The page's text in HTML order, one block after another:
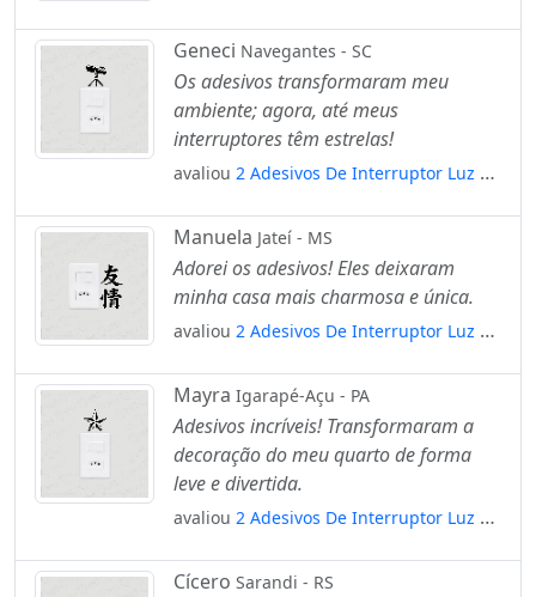
Geneci Navegantes - SC
Os adesivos transformaram meu
ambiente; agora, até meus
interruptores têm estrelas!
avaliou 2 Adesivos De Interruptor Luz E
Manuela Jateí - MS
Adorei os adesivos! Eles deixaram
minha casa mais charmosa e única.
avaliou 2 Adesivos De Interruptor Luz E
Mayra Igarapé-Açu - PA
Adesivos incríveis! Transformaram a
decoração do meu quarto de forma
leve e divertida.
avaliou 2 Adesivos De Interruptor Luz E
Cícero Sarandi - RS